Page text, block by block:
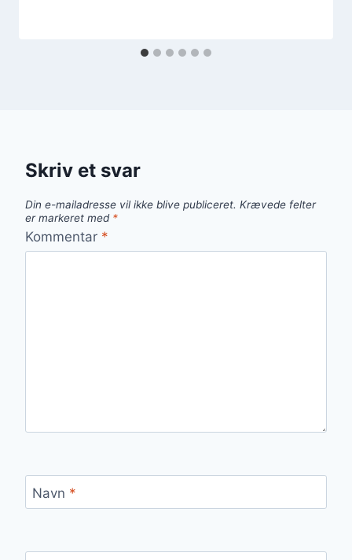
Skriv et svar
Din e-mailadresse vil ikke blive publiceret. Krævede felter
er markeret med *
Kommentar *
Navn *